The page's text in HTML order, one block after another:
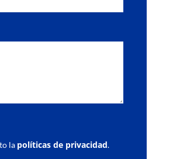
la políticas de privacidad.